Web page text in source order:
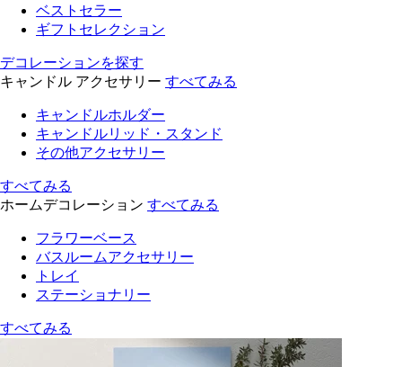
ベストセラー
ギフトセレクション
デコレーションを探す
キャンドル アクセサリー すべてみる
キャンドルホルダー
キャンドルリッド・スタンド
その他アクセサリー
すべてみる
ホームデコレーション すべてみる
フラワーベース
バスルームアクセサリー
トレイ
ステーショナリー
すべてみる